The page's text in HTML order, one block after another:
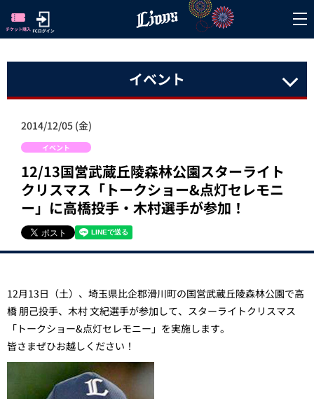
イベント
2014/12/05 (金)
イベント
12/13国営武蔵丘陵森林公園スターライト
クリスマス「トークショー&点灯セレモニ
ー」に高橋投手・木村選手が参加！
12月13日（土）、埼玉県比企郡滑川町の国営武蔵丘陵森林公園で高
橋 朋己投手、木村 文紀選手が参加して、スターライトクリスマス
「トークショー&点灯セレモニー」を実施します。
皆さまぜひお越しください！